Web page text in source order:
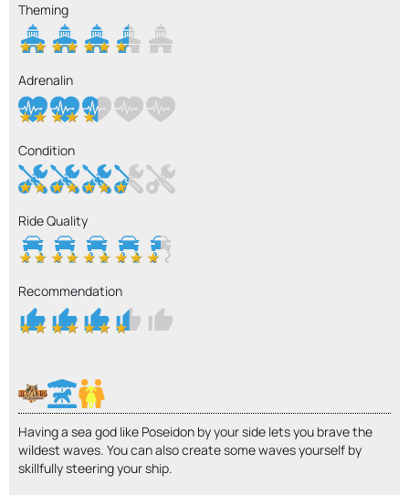
Theming
Adrenalin
Condition
Ride Quality
Recommendation
Having a sea god like Poseidon by your side lets you brave the
wildest waves. You can also create some waves yourself by
skillfully steering your ship.